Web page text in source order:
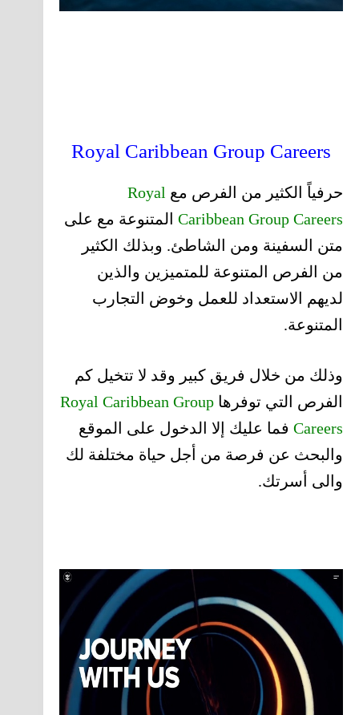
Royal Caribbean Group Careers
حرفياً الكثير من الفرص مع Royal
Caribbean Group Careers المتنوعة مع على
متن السفينة ومن الشاطئ. وبذلك الكثير
من الفرص المتنوعة للمتميزين والذين
لديهم الاستعداد للعمل وخوض التجارب
المتنوعة.
وذلك من خلال فريق كبير وقد لا تتخيل كم
الفرص التي توفرها Royal Caribbean Group
Careers فما عليك إلا الدخول على الموقع
والبحث عن فرصة من أجل حياة مختلفة لك
والى أسرتك.